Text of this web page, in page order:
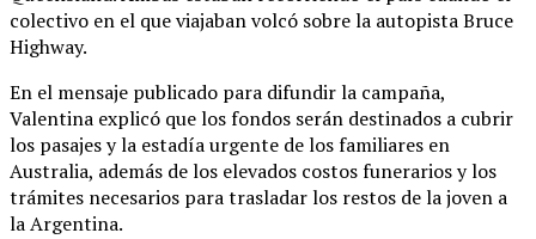
colectivo en el que viajaban volcó sobre la autopista Bruce
Highway.
En el mensaje publicado para difundir la campaña,
Valentina explicó que los fondos serán destinados a cubrir
los pasajes y la estadía urgente de los familiares en
Australia, además de los elevados costos funerarios y los
trámites necesarios para trasladar los restos de la joven a
la Argentina.